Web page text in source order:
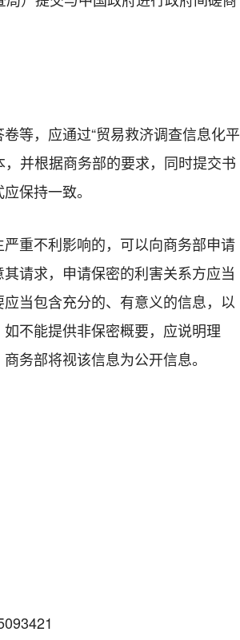
等，应通过“贸易救济调查信息化平
并根据商务部的要求，同时提交书
保持一致。
重不利影响的，可以向商务部申请
请求，申请保密的利害关系方应当
当包含充分的、有意义的信息，以
不能提供非保密概要，应说明理
务部将视该信息为公开信息。